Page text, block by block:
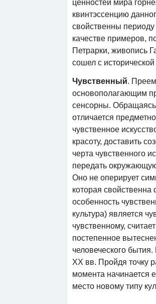
ценностей мира
квинтэссенцию
свойственны периоду
качестве примеров,
Петрарки, живопись
сошел с
Чувственный.
основополагающим
сенсорны. Обращаясь
отличается
чувственное
красоту, доставить
черта чувственного
передать
Оно не оперирует
которая
особенность
культура) является
чувственному,
постепенное
человеческого
XX вв. Пройдя точку
момента начинается
место новому типу